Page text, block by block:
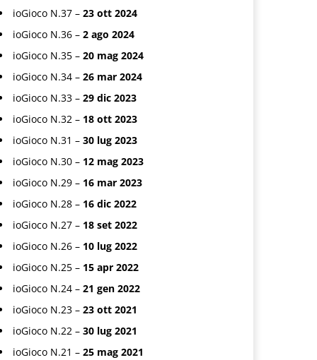
ioGioco N.37 – 23 ott 2024
ioGioco N.36 – 2 ago 2024
ioGioco N.35 – 20 mag 2024
ioGioco N.34 – 26 mar 2024
ioGioco N.33 – 29 dic 2023
ioGioco N.32 – 18 ott 2023
ioGioco N.31 – 30 lug 2023
ioGioco N.30 – 12 mag 2023
ioGioco N.29 – 16 mar 2023
ioGioco N.28 – 16 dic 2022
ioGioco N.27 – 18 set 2022
ioGioco N.26 – 10 lug 2022
ioGioco N.25 – 15 apr 2022
ioGioco N.24 – 21 gen 2022
ioGioco N.23 – 23 ott 2021
ioGioco N.22 – 30 lug 2021
ioGioco N.21 – 25 mag 2021